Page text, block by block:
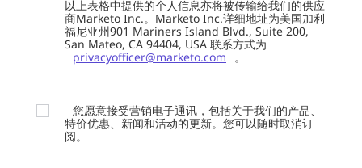
以上表格中提供的个人信息亦将被传输给我们的供应
商Marketo Inc.。Marketo Inc.详细地址为美国加利
福尼亚州901 Mariners Island Blvd., Suite 200,
San Mateo, CA 94404, USA 联系方式为
privacyofficer@marketo.com
。
您愿意接受营销电子通讯，包括关于我们的产品、
特价优惠、新闻和活动的更新。您可以随时取消订
阅。